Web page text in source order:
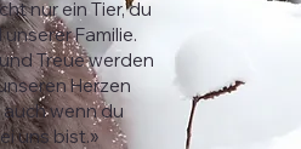
nur ein Tier, du
Familie.
Treue werden
Herzen
wenn du
uns bist.»